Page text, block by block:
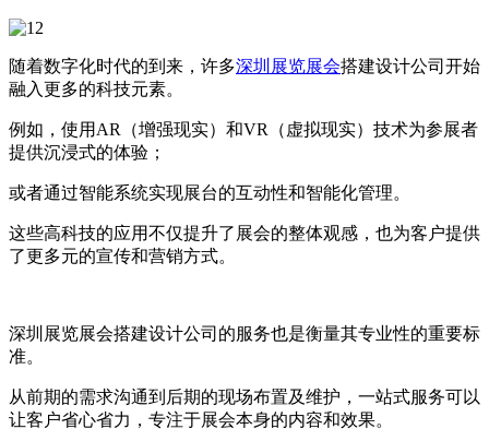
随着数字化时代的到来，许多深圳展览展会搭建设计公司开始
融入更多的科技元素。
例如，使用AR（增强现实）和VR（虚拟现实）技术为参展者
提供沉浸式的体验；
或者通过智能系统实现展台的互动性和智能化管理。
这些高科技的应用不仅提升了展会的整体观感，也为客户提供
了更多元的宣传和营销方式。
深圳展览展会搭建设计公司的服务也是衡量其专业性的重要标
准。
从前期的需求沟通到后期的现场布置及维护，一站式服务可以
让客户省心省力，专注于展会本身的内容和效果。